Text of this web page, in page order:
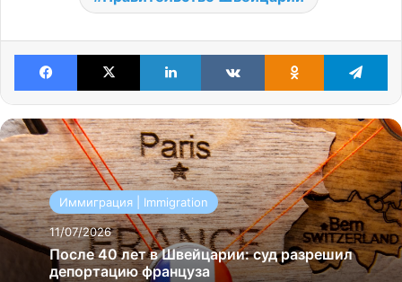
Facebook X LinkedIn VKontakteOdnoklassniki
Иммиграция | Immigration
11/07/2026
После 40 лет в Швейцарии: суд разрешил
депортацию француза